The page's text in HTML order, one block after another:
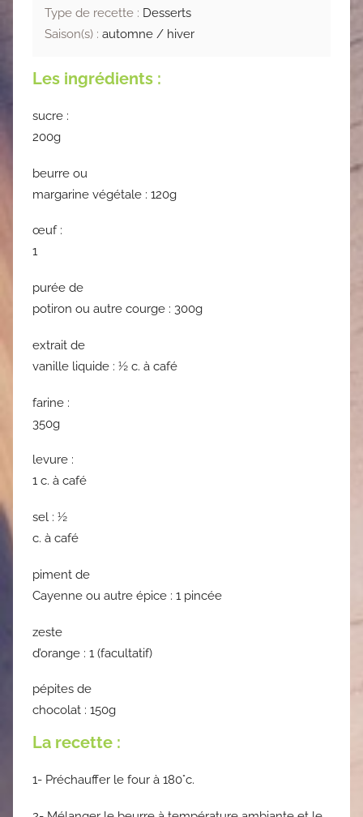
Type de recette : Desserts
Saison(s) : automne / hiver
Les ingrédients :
sucre :
200g
beurre ou
margarine végétale : 120g
œuf :
1
purée de
potiron ou autre courge : 300g
extrait de
vanille liquide : ½ c. à café
farine :
350g
levure :
1 c. à café
sel : ½
c. à café
piment de
Cayenne ou autre épice : 1 pincée
zeste
d’orange : 1 (facultatif)
pépites de
chocolat : 150g
La recette :
1- Préchauffer le four à 180°c.